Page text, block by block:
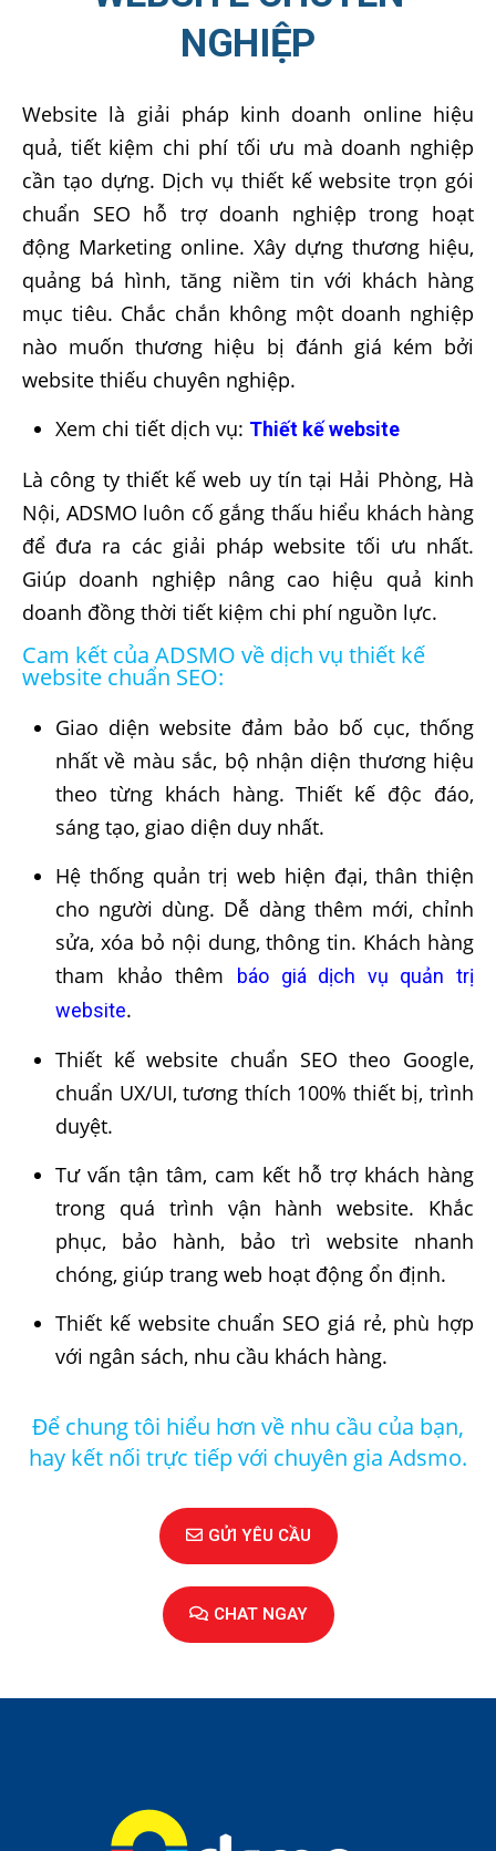
NGHIỆP
Website là giải pháp kinh doanh online hiệu
quả, tiết kiệm chi phí tối ưu mà doanh nghiệp
cần tạo dựng. Dịch vụ thiết kế website trọn gói
chuẩn SEO hỗ trợ doanh nghiệp trong hoạt
động Marketing online. Xây dựng thương hiệu,
quảng bá hình, tăng niềm tin với khách hàng
mục tiêu. Chắc chắn không một doanh nghiệp
nào muốn thương hiệu bị đánh giá kém bởi
website thiếu chuyên nghiệp.
Xem chi tiết dịch vụ: Thiết kế website
Là công ty thiết kế web uy tín tại Hải Phòng, Hà
Nội, ADSMO luôn cố gắng thấu hiểu khách hàng
để đưa ra các giải pháp website tối ưu nhất.
Giúp doanh nghiệp nâng cao hiệu quả kinh
doanh đồng thời tiết kiệm chi phí nguồn lực.
Cam kết của ADSMO về dịch vụ thiết kế
website chuẩn SEO:
Giao diện website đảm bảo bố cục, thống
nhất về màu sắc, bộ nhận diện thương hiệu
theo từng khách hàng. Thiết kế độc đáo,
sáng tạo, giao diện duy nhất.
Hệ thống quản trị web hiện đại, thân thiện
cho người dùng. Dễ dàng thêm mới, chỉnh
sửa, xóa bỏ nội dung, thông tin. Khách hàng
tham khảo thêm
báo giá dịch vụ quản trị
website.
Thiết kế website chuẩn SEO theo Google,
chuẩn UX/UI, tương thích 100% thiết bị, trình
duyệt.
Tư vấn tận tâm, cam kết hỗ trợ khách hàng
trong quá trình vận hành website. Khắc
phục, bảo hành, bảo trì website nhanh
chóng, giúp trang web hoạt động ổn định.
Thiết kế website chuẩn SEO giá rẻ, phù hợp
với ngân sách, nhu cầu khách hàng.
Để chung tôi hiểu hơn về nhu cầu của bạn,
hay kết nối trực tiếp với chuyên gia Adsmo.
GỬI YÊU CẦU
CHAT NGAY